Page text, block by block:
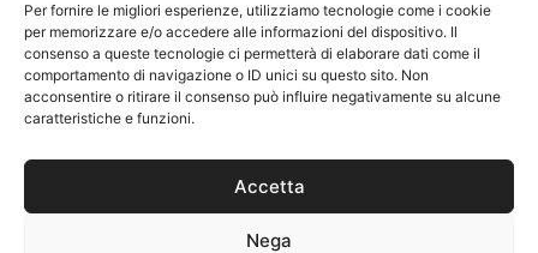
Per fornire le migliori esperienze, utilizziamo tecnologie come i cookie
per memorizzare e/o accedere alle informazioni del dispositivo. Il
consenso a queste tecnologie ci permetterà di elaborare dati come il
comportamento di navigazione o ID unici su questo sito. Non
acconsentire o ritirare il consenso può influire negativamente su alcune
caratteristiche e funzioni.
Accetta
Nega